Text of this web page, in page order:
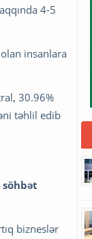
4-5
insanlara
30.96%
təhlil edib
bizneslər